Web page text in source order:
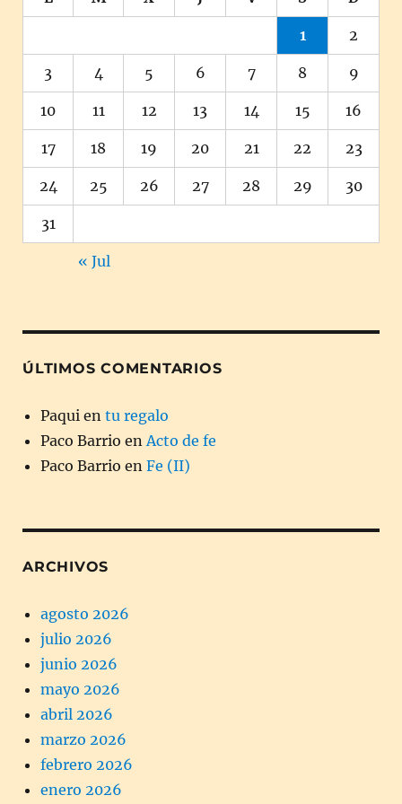
1 2
3 4 5 6 7 8 9
10 11 12 13 14 15 16
17 18 19 20 21 22 23
24 25 26 27 28 29 30
31
« Jul
ÚLTIMOS COMENTARIOS
Paqui en tu regalo
Paco Barrio en Acto de fe
Paco Barrio en Fe (II)
ARCHIVOS
agosto 2026
julio 2026
junio 2026
mayo 2026
abril 2026
marzo 2026
febrero 2026
enero 2026